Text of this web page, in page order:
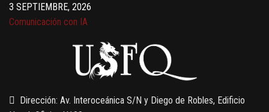
3 SEPTIEMBRE, 2026
Comunicación con IA
Gobernanza de datos
13 AGOSTO, 2026
Finanzas para no financieros
Dirección: Av. Interoceánica S/N y Diego de Robles, Edificio